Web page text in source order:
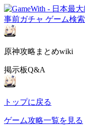
事前ガチャ ゲーム検索
原神攻略まとめwiki
掲示板Q&A
トップに戻る
ゲーム攻略一覧を見る